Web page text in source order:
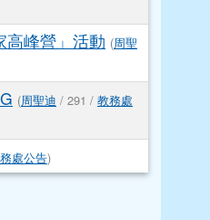
高峰營」活動 (周聖
(周聖迪 / 291 /教務處
處公告)